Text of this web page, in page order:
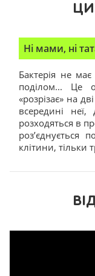
Ні мами, ні
Бактерія не
поділом... Це
«розрізає» на
всередині неї,
розходяться в
роз’єднується
клітини, тільки